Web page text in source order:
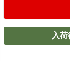
入